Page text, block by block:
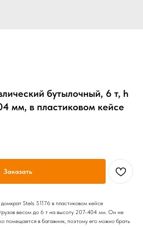
бутылочный, 6 т, h
мм, в пластиковом кейсе
Заказать
Stels 51176 в пластиковом кейсе
весом до 6 т на высоту 207-404 мм. Он не
помещается в багажник, поэтому его можно брать